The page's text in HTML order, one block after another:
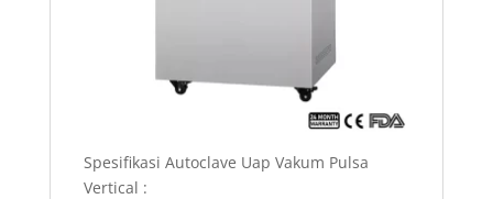
Spesifikasi Autoclave Uap Vakum Pulsa
Vertical :